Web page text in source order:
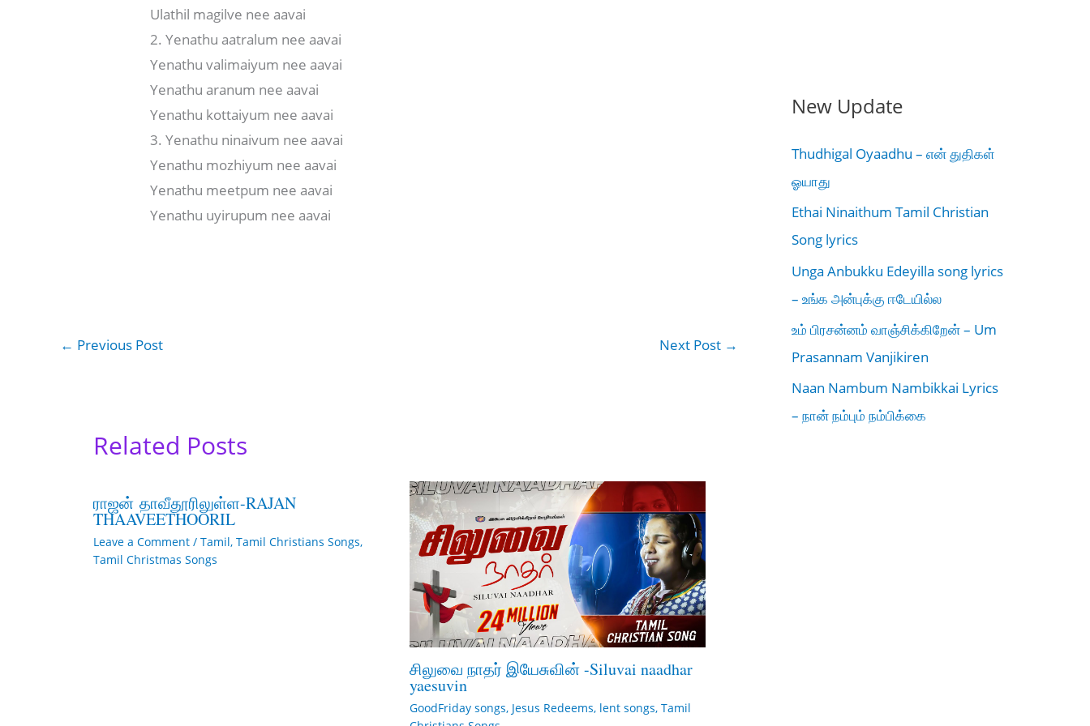
Ulathil magilve nee aavai
2. Yenathu aatralum nee aavai
Yenathu valimaiyum nee aavai
Yenathu aranum nee aavai
Yenathu kottaiyum nee aavai
3. Yenathu ninaivum nee aavai
Yenathu mozhiyum nee aavai
Yenathu meetpum nee aavai
Yenathu uyirupum nee aavai
← Previous Post Next Post →
Related Posts
ராஜன் தாவீதூரிலுள்ள-RAJAN
THAAVEETHOORIL
Leave a Comment / Tamil, Tamil Christians Songs,
Tamil Christmas Songs
சிலுவை நாதர் இயேசுவின் -Siluvai naadhar
yaesuvin
GoodFriday songs, Jesus Redeems, lent songs, Tamil
New Update
Thudhigal Oyaadhu – என் துதிகள்
ஓயாது
Ethai Ninaithum Tamil Christian
Song lyrics
Unga Anbukku Edeyilla song lyrics
– உங்க அன்புக்கு ஈடேயில்ல
உம் பிரசன்னம் வாஞ்சிக்கிறேன் – Um
Prasannam Vanjikiren
Naan Nambum Nambikkai Lyrics
– நான் நம்பும் நம்பிக்கை